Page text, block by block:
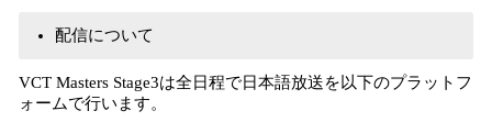
配信について
VCT Masters Stage3は全日程で日本語放送を以下のプラットフ
ォームで行います。